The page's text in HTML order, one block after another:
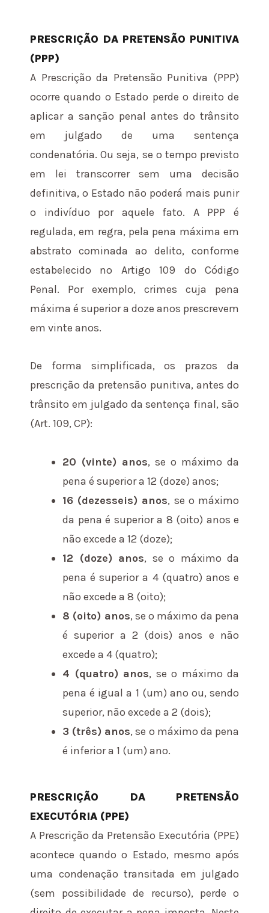
PRESCRIÇÃO DA PRETENSÃO PUNITIVA
(PPP)
A Prescrição da Pretensão Punitiva (PPP)
ocorre quando o Estado perde o direito de
aplicar a sanção penal antes do trânsito
em julgado de uma sentença
condenatória. Ou seja, se o tempo previsto
em lei transcorrer sem uma decisão
definitiva, o Estado não poderá mais punir
o indivíduo por aquele fato. A PPP é
regulada, em regra, pela pena máxima em
abstrato cominada ao delito, conforme
estabelecido no Artigo 109 do Código
Penal. Por exemplo, crimes cuja pena
máxima é superior a doze anos prescrevem
em vinte anos.
De forma simplificada, os prazos da
prescrição da pretensão punitiva, antes do
trânsito em julgado da sentença final, são
(Art. 109, CP):
20 (vinte) anos, se o máximo da
pena é superior a 12 (doze) anos;
16 (dezesseis) anos, se o máximo
da pena é superior a 8 (oito) anos e
não excede a 12 (doze);
12 (doze) anos, se o máximo da
pena é superior a 4 (quatro) anos e
não excede a 8 (oito);
8 (oito) anos, se o máximo da pena
é superior a 2 (dois) anos e não
excede a 4 (quatro);
4 (quatro) anos, se o máximo da
pena é igual a 1 (um) ano ou, sendo
superior, não excede a 2 (dois);
3 (três) anos, se o máximo da pena
é inferior a 1 (um) ano.
PRESCRIÇÃO DA PRETENSÃO
EXECUTÓRIA (PPE)
A Prescrição da Pretensão Executória (PPE)
acontece quando o Estado, mesmo após
uma condenação transitada em julgado
(sem possibilidade de recurso), perde o